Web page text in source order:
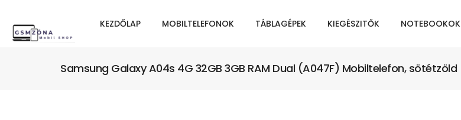
KEZDŐLAP MOBILTELEFONOK TÁBLAGÉPEK KIEGÉSZITŐK NOTEBOOKOK
Samsung Galaxy A04s 4G 32GB 3GB RAM Dual (A047F) Mobiltelefon, sötétzöld